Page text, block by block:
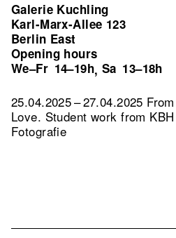
Galerie Kuchling
Karl-Marx-Allee 123
Berlin East
Opening hours
We–Fr 14–19h, Sa 13–18h
25.04.2025 – 27.04.2025
Love. Student work from
Fotografie